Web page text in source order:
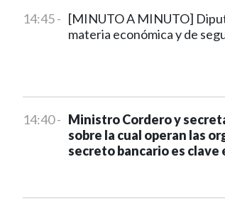
14:45 - [MINUTO A MINUTO]
materia económica y de
14:40 - Ministro Cordero y
sobre la cual operan las
secreto bancario es